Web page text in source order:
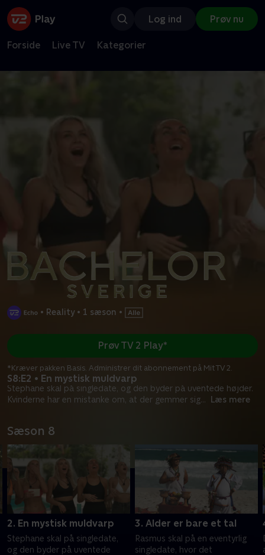
Log ind Prøv nu
Forside Live TV Kategorier
• Reality • 1 sæson •
S8:E2 • En mystisk muldvarp
Stephane skal på singledate, og den byder på uventede højder.
Kvinderne har en mistanke om, at der gemmer sig... Læs mere
Prøv TV 2 Play*
*Kræver pakken Basis. Administrer dit abonnement på Mit TV 2.
Sæson 8
2. En mystisk muldvarp
Stephane skal på singledate,
og den byder på uventede
3. Alder er bare et tal
Rasmus skal på en eventyrlig
singledate, hvor det